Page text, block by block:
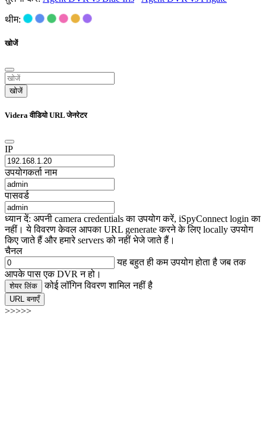
थीम:
खोजें
खोजें
Videra वीडियो URL जेनरेटर
IP
उपयोगकर्ता नाम
पासवर्ड
ध्यान दें: अपनी camera credentials का उपयोग करें, iSpyConnect login का
नहीं। ये विवरण केवल आपका URL generate करने के लिए locally उपयोग
किए जाते हैं और हमारे servers को नहीं भेजे जाते हैं।
चैनल
यह बहुत ही कम उपयोग होता है जब तक
आपके पास एक DVR न हो।
शेयर लिंक कोई लॉगिन विवरण शामिल नहीं है
URL बनाएँ
>>>>>